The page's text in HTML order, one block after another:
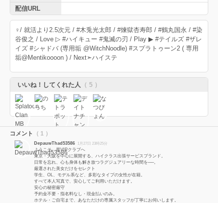
配信URL
♀/ 就活より2.5次元 / #木兎光太郎 / #煉獄杏寿郎 / #鶴丸国永 / #染
谷俊之 / Love ▷ #ハイキュー #鬼滅の刃 / Play ▶ #テイルズ #ザレ
イズ #シャドバ (専用垢 @WitchNoodle) #スプラトゥーン2 ( 専用
垢@Mentikoooon ) / Next➣ハイステ
いいね！してくれた人 （ 5 ）
コメント （ 1 ）
DepauwThad53586 1月27日 23時25分
ようこそ、星VIPクラブへ
東京・大阪を中心に展開する、ハイクラス出張サービスブランド。
日常を忘れ、心も身体も解き放つラグジュアリーな時間を──。
厳選された美女だけをセレクト
学生、OL、モデル系など、多彩なタイプの女性が在籍。
すべて本人写真で、安心してご利用いただけます。
安心の秘密厳守
予約金不要・指名料なし・現金払いのみ。
ホテル・ご自宅まで、あなただけの専属スタッフが丁寧にお伺いします。